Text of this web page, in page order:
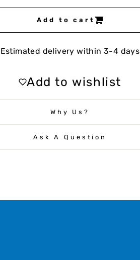
Add to cart
Estimated delivery within 3-4 days
Add to wishlist
Why Us?
Ask A Question